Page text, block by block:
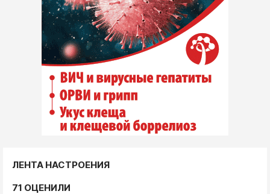
ЛЕНТА НАСТРОЕНИЯ
71 ОЦЕНИЛИ